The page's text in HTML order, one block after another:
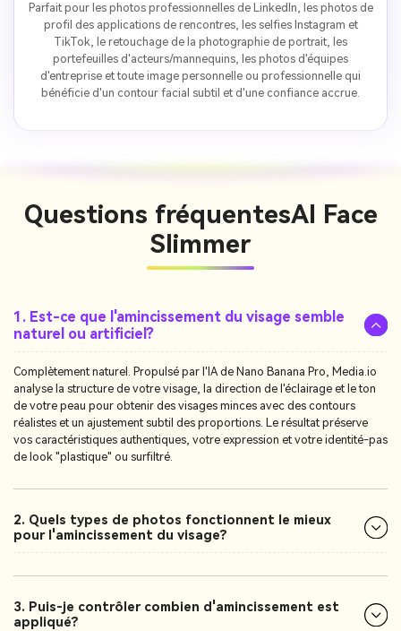
Parfait pour les photos professionnelles de LinkedIn, les photos de
profil des applications de rencontres, les selfies Instagram et
TikTok, le retouchage de la photographie de portrait, les
portefeuilles d'acteurs/mannequins, les photos d'équipes
d'entreprise et toute image personnelle ou professionnelle qui
bénéficie d'un contour facial subtil et d'une confiance accrue.
Questions fréquentesAI Face
Slimmer
1. Est-ce que l'amincissement du visage semble
naturel ou artificiel?
Complètement naturel. Propulsé par l'IA de Nano Banana Pro, Media.io
analyse la structure de votre visage, la direction de l'éclairage et le ton
de votre peau pour obtenir des visages minces avec des contours
réalistes et un ajustement subtil des proportions. Le résultat préserve
vos caractéristiques authentiques, votre expression et votre identité-pas
de look "plastique" ou surfiltré.
2. Quels types de photos fonctionnent le mieux
pour l'amincissement du visage?
3. Puis-je contrôler combien d'amincissement est
appliqué?